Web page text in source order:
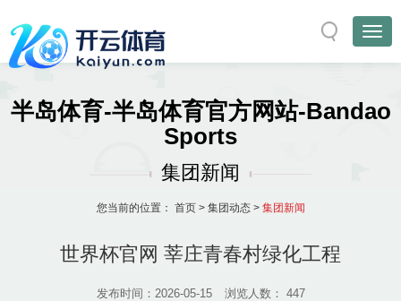
半岛体育-半岛体育官方网站-Bandao
Sports
集团新闻
您当前的位置： 首页> 集团动态> 集团新闻
世界杯官网 莘庄青春村绿化工程
发布时间：2026-05-15 浏览人数： 447